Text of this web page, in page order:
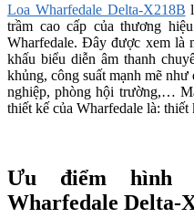
Loa Wharfedale Delta-X218B
trầm cao cấp của thương
Wharfedale. Đây được xem là
khấu biểu diễn âm thanh
khủng, công suất mạnh mẽ như
nghiệp, phòng hội trường,…
thiết kế của Wharfedale là: thiết
Ưu điểm hình
Wharfedale Delta-